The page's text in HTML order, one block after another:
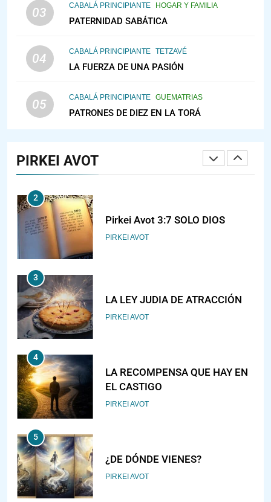
03 CABALÁ PRINCIPIANTE HOGAR Y FAMILIA
PATERNIDAD SABÁTICA
04 CABALÁ PRINCIPIANTE TETZAVÉ
LA FUERZA DE UNA PASIÓN
05 CABALÁ PRINCIPIANTE GUEMATRIAS
PATRONES DE DIEZ EN LA TORÁ
PIRKEI AVOT
VEAMOS ¿POR QUÉ
IEHOSHÚA? Y LA QUEJA DE LAS
1
AMOR, PAREJA Y MATRIMONIO
2
Pirkei Avot 3:7 SOLO DIOS
PIRKEI AVOT
3
LA LEY JUDIA DE ATRACCIÓN
PIRKEI AVOT
4
LA RECOMPENSA QUE HAY EN
EL CASTIGO
PIRKEI AVOT
5
¿DE DÓNDE VIENES?
PIRKEI AVOT